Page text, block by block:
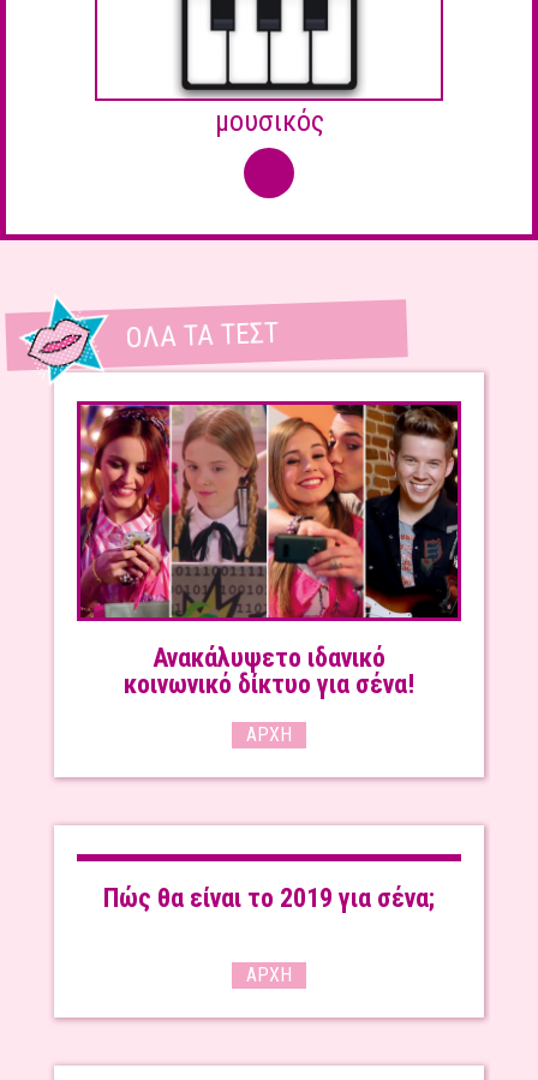
μουσικός
ΌΛΑ ΤΑ ΤΕΣΤ
Ανακάλυψετο ιδανικό
κοινωνικό δίκτυο για σένα!
ΑΡΧΉ
Πώς θα είναι το 2019 για σένα;
ΑΡΧΉ